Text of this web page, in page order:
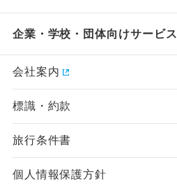
企業・学校・団体向けサービス
会社案内
標識・約款
旅行条件書
個人情報保護方針